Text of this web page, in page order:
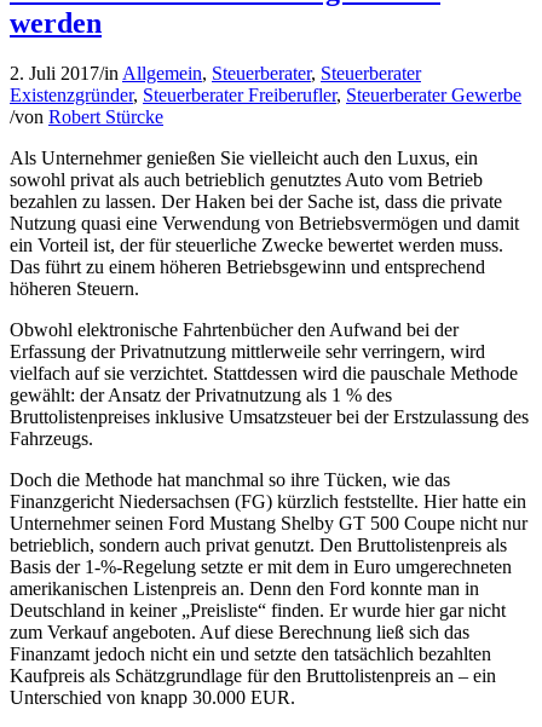
werden
2. Juli 2017/inAllgemein, Steuerberater, Steuerberater
Existenzgründer, Steuerberater Freiberufler, Steuerberater Gewerbe
/von Robert Stürcke
Als Unternehmer genießen Sie vielleicht auch den Luxus, ein
sowohl privat als auch betrieblich genutztes Auto vom Betrieb
bezahlen zu lassen. Der Haken bei der Sache ist, dass die private
Nutzung quasi eine Verwendung von Betriebsvermögen und damit
ein Vorteil ist, der für steuerliche Zwecke bewertet werden muss.
Das führt zu einem höheren Betriebsgewinn und entsprechend
höheren Steuern.
Obwohl elektronische Fahrtenbücher den Aufwand bei der
Erfassung der Privatnutzung mittlerweile sehr verringern, wird
vielfach auf sie verzichtet. Stattdessen wird die pauschale Methode
gewählt: der Ansatz der Privatnutzung als 1 % des
Bruttolistenpreises inklusive Umsatzsteuer bei der Erstzulassung des
Fahrzeugs.
Doch die Methode hat manchmal so ihre Tücken, wie das
Finanzgericht Niedersachsen (FG) kürzlich feststellte. Hier hatte ein
Unternehmer seinen Ford Mustang Shelby GT 500 Coupe nicht nur
betrieblich, sondern auch privat genutzt. Den Bruttolistenpreis als
Basis der 1-%-Regelung setzte er mit dem in Euro umgerechneten
amerikanischen Listenpreis an. Denn den Ford konnte man in
Deutschland in keiner „Preisliste“ finden. Er wurde hier gar nicht
zum Verkauf angeboten. Auf diese Berechnung ließ sich das
Finanzamt jedoch nicht ein und setzte den tatsächlich bezahlten
Kaufpreis als Schätzgrundlage für den Bruttolistenpreis an – ein
Unterschied von knapp 30.000 EUR.